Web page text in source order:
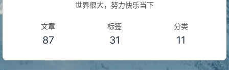
世界很大，努力快乐当下
文章
87
标签
31
分类
11